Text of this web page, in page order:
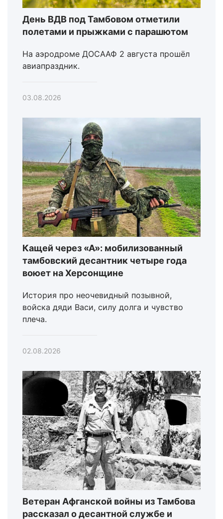
День ВДВ под Тамбовом отметили
полетами и прыжками с парашютом
На аэродроме ДОСААФ 2 августа прошёл
авиапраздник.
03.08.2026
Кащей через «А»: мобилизованный
тамбовский десантник четыре года
воюет на Херсонщине
История про неочевидный позывной,
войска дяди Васи, силу долга и чувство
плеча.
02.08.2026
Ветеран Афганской войны из Тамбова
рассказал о десантной службе и